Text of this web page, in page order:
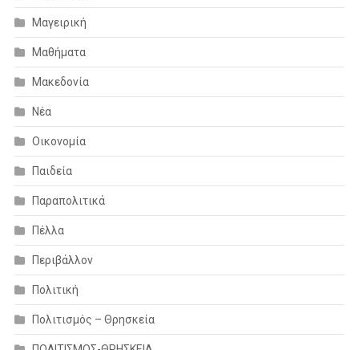
Μαγειρική
Μαθήματα
Μακεδονία
Νέα
Οικονομία
Παιδεία
Παραπολιτικά
Πέλλα
Περιβάλλον
Πολιτική
Πολιτισμός – Θρησκεία